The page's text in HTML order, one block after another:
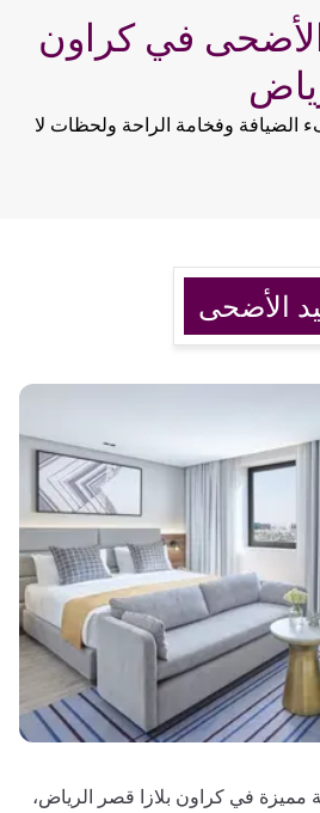
الأضحى في كراون
الضيافة وفخامة الراحة ولحظات لا
الأضحى
مميزة في كراون بلازا قصر الرياض،